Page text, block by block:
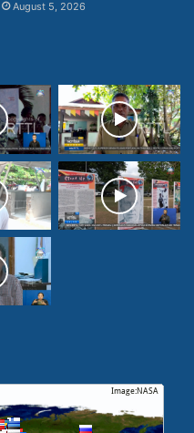
August 5, 2026